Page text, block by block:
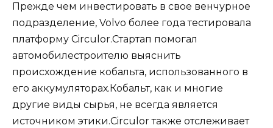
Прежде чем инвестировать в свое венчурное
подразделение, Volvo более года тестировала
платформу Circulor.Стартап помогал
автомобилестроителю выяснить
происхождение кобальта, использованного в
его аккумуляторах.Кобальт, как и многие
другие виды сырья, не всегда является
источником этики.Circulor также отслеживает